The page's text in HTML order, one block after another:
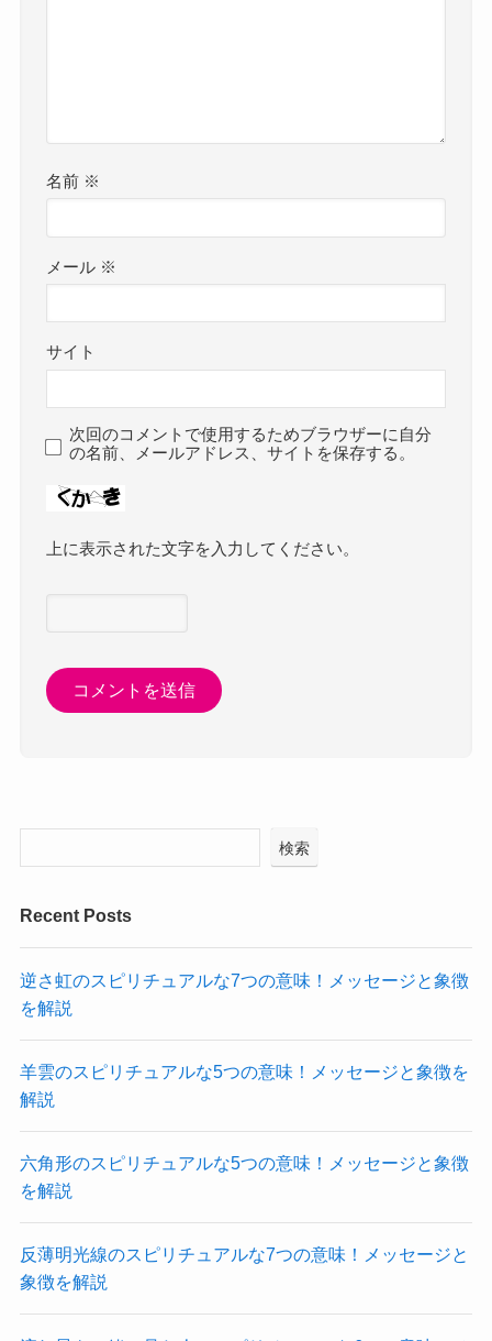
名前 ※
メール ※
サイト
次回のコメントで使用するためブラウザーに自分
の名前、メールアドレス、サイトを保存する。
上に表示された文字を入力してください。
検索
Recent Posts
逆さ虹のスピリチュアルな7つの意味！メッセージと象徴
を解説
羊雲のスピリチュアルな5つの意味！メッセージと象徴を
解説
六角形のスピリチュアルな5つの意味！メッセージと象徴
を解説
反薄明光線のスピリチュアルな7つの意味！メッセージと
象徴を解説